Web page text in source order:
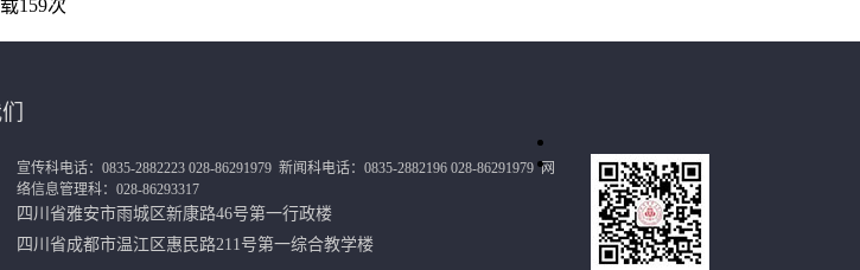
159次
宣传科电话：0835-2882223 028-86291979 新闻科电话：0835-2882196 028-86291979网
络信息管理科：028-86293317
四川省雅安市雨城区新康路46号第一行政楼
四川省成都市温江区惠民路211号第一综合教学楼